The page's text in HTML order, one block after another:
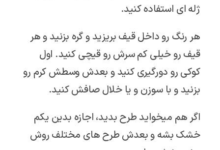
ژله ای استفاده کنید.
هر رنگ رو داخل قیف بریزید و گره بزنید و هر
قیف رو خیلی کم سرش رو قیچی کنید. اول
کوکی رو دورگیری کنید و بعدش وسطش کرم رو
بزنید و با سوزن و یا خلال صافش کنید.
اگر هم میخواید طرح بدید، اجازه بدین یکم
خشک بشه و بعدش طرح های مختلف روش